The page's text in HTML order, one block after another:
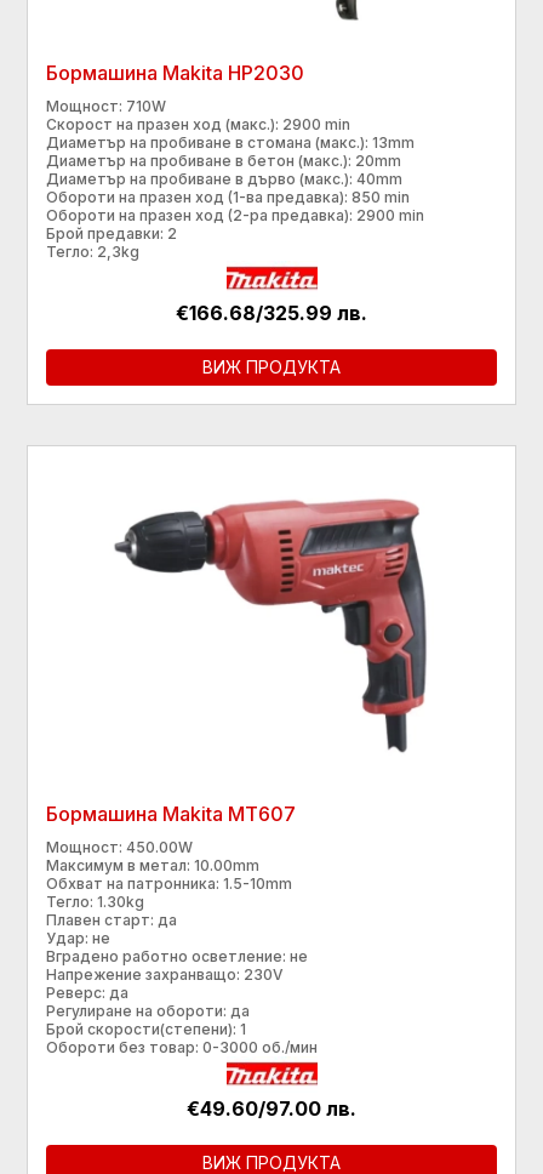
Бормашина Makita HP2030
Мощност: 710W
Скорост на празен ход (макс.): 2900 min
Диаметър на пробиване в стомана (макс.): 13mm
Диаметър на пробиване в бетон (макс.): 20mm
Диаметър на пробиване в дърво (макс.): 40mm
Обороти на празен ход (1-ва предавка): 850 min
Обороти на празен ход (2-ра предавка): 2900 min
Брой предавки: 2
Тегло: 2,3kg
€166.68/325.99 лв.
ВИЖ ПРОДУКТА
Бормашина Makita МТ607
Мощност: 450.00W
Максимум в метал: 10.00mm
Обхват на патронника: 1.5-10mm
Тегло: 1.30kg
Плавен старт: да
Удар: не
Вградено работно осветление: не
Напрежение захранващо: 230V
Реверс: да
Регулиране на обороти: да
Брой скорости(степени): 1
Обороти без товар: 0-3000 об./мин
€49.60/97.00 лв.
ВИЖ ПРОДУКТА